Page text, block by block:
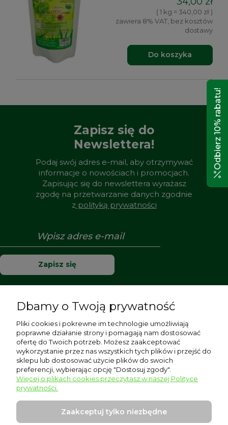
( 1 kg = 340,00 zł )
zawiera 8% VAT, bez kosztów
dostawy
Do koszyka
Zapisz się do
Newslettera!
Podaj swój adres e-mail, aby otrzymywać
informacje o nowościach i promocjach.
Zapisując się do newslettera wyrażasz
zgodę na przetwarzanie danych zgodnie
zpolityką prywatności
Zapisz się
Moje konto
Płatności i dostawa
Informacje
Dbamy o Twoją prywatność
Pliki cookies i pokrewne im technologie umożliwiają
poprawne działanie strony i pomagają nam dostosować
ofertę do Twoich potrzeb. Możesz zaakceptować
wykorzystanie przez nas wszystkich tych plików i przejść do
sklepu lub dostosować użycie plików do swoich
preferencji, wybierając opcję "Dostosuj zgody".
Więcej o plikach cookies przeczytasz w naszej Polityce
prywatności.
Zaakceptuj tylko niezbędne
Odbierz 10% rabatu!